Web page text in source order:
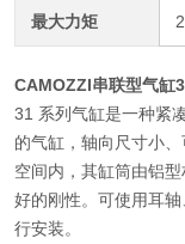
最大力矩
CAMOZZI串联型气缸
31 系列气缸是一种紧
的气缸，轴向尺寸小
空间内，其缸筒由铝
好的刚性。可使用耳
行安装。